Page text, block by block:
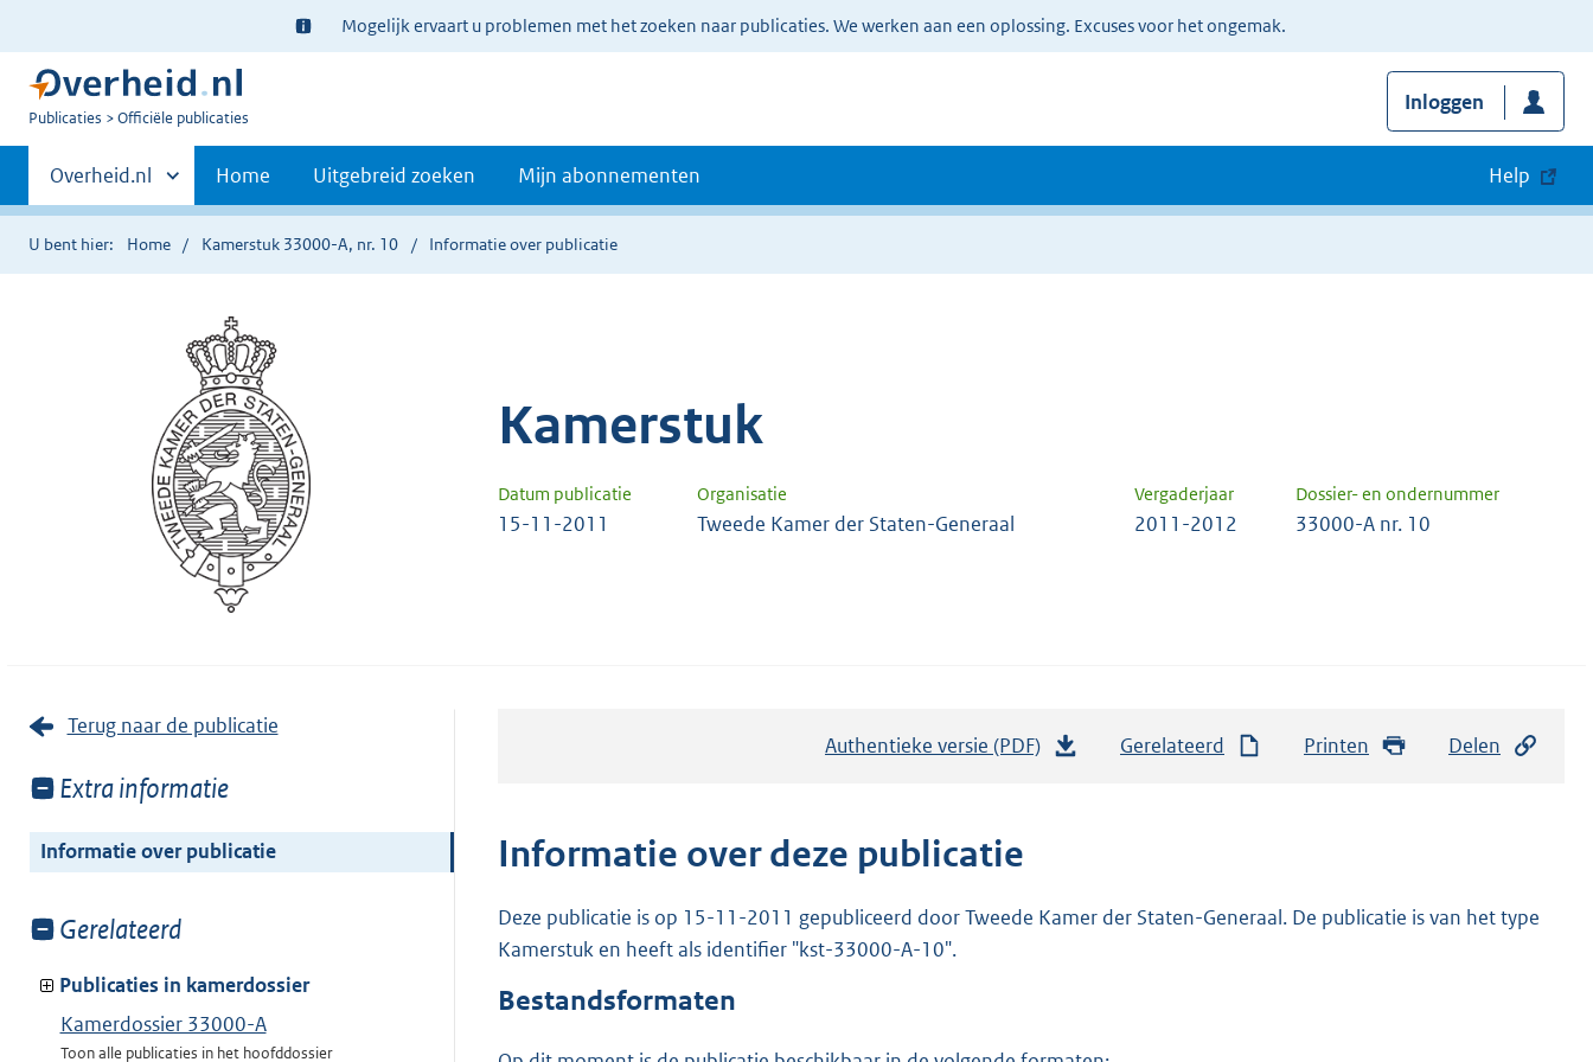
Ter
informatie:
Mogelijk ervaart u problemen met het zoeken naar publicaties. We werken aan een oplossing. Excuses voor het ongemak.
U
Publicaties Officiële publicaties
Inloggen
Primaire
navigatie
Andere
sites
binnen
Overheid.nl Home Uitgebreid zoeken Mijn abonnementen Help
U bent hier: Home Kamerstuk 33000-A, nr. 10 Informatie over publicatie
Kamerstuk
Datum publicatie Organisatie Vergaderjaar Dossier- en ondernummer
15-11-2011 Tweede Kamer der Staten-Generaal 2011-2012 33000-A nr. 10
Terug naar de publicatie
Toon
van:
Extra informatie
Informatie over publicatie
Toon
van:
Gerelateerd
Publicaties in kamerdossier
Kamerdossier 33000-A
Toon alle publicaties in het hoofddossier
Authentieke versie (PDF)
n
Gerelateerd Printen Delen
Informatie over deze publicatie
Deze publicatie is op 15-11-2011 gepubliceerd door Tweede Kamer der Staten-Generaal. De publicatie is van het type
Kamerstuk en heeft als identifier "kst-33000-A-10".
Bestandsformaten